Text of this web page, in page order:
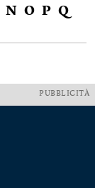
N O P Q
PUBBLICITÀ